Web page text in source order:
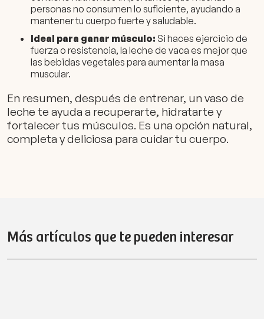
personas no consumen lo suficiente, ayudando a
mantener tu cuerpo fuerte y saludable.
Ideal para ganar músculo: Si haces ejercicio de
fuerza o resistencia, la leche de vaca es mejor que
las bebidas vegetales para aumentar la masa
muscular.
En resumen, después de entrenar, un vaso de
leche te ayuda a recuperarte, hidratarte y
fortalecer tus músculos. Es una opción natural,
completa y deliciosa para cuidar tu cuerpo.
Más artículos que te pueden interesar